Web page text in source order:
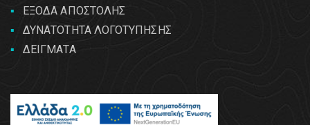
ΕΞΟΔΑ ΑΠΟΣΤΟΛΗΣ
ΔΥΝΑΤΟΤΗΤΑ ΛΟΓΟΤΥΠΗΣΗΣ
ΔΕΙΓΜΑΤΑ